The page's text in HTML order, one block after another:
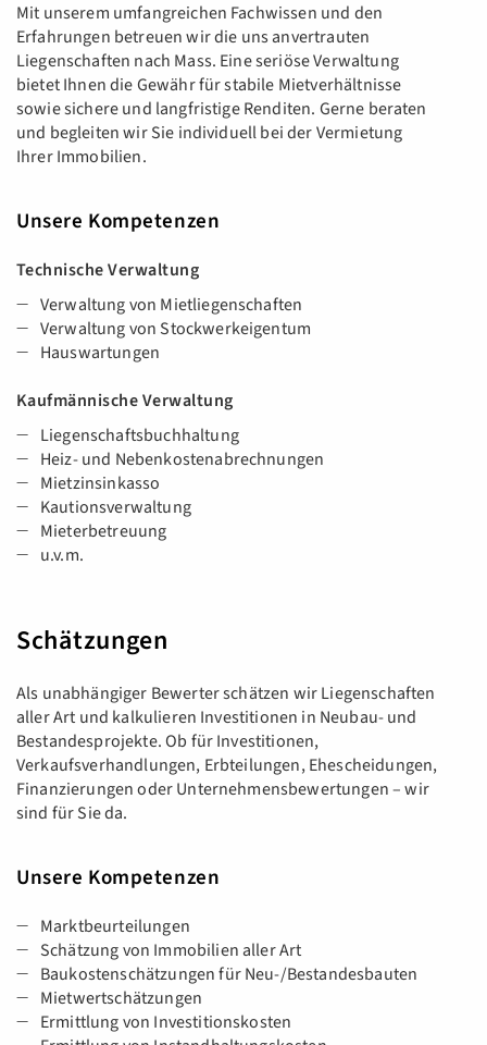
Mit unserem umfangreichen Fachwissen und den
Erfahrungen betreuen wir die uns anvertrauten
Liegenschaften nach Mass. Eine seriöse Verwaltung
bietet Ihnen die Gewähr für stabile Mietverhältnisse
sowie sichere und langfristige Renditen. Gerne beraten
und begleiten wir Sie individuell bei der Vermietung
Ihrer Immobilien.
Unsere Kompetenzen
Technische Verwaltung
Verwaltung von Mietliegenschaften
Verwaltung von Stockwerkeigentum
Hauswartungen
Kaufmännische Verwaltung
Liegenschaftsbuchhaltung
Heiz- und Nebenkostenabrechnungen
Mietzinsinkasso
Kautionsverwaltung
Mieterbetreuung
u.v.m.
Schätzungen
Als unabhängiger Bewerter schätzen wir Liegenschaften
aller Art und kalkulieren Investitionen in Neubau- und
Bestandesprojekte. Ob für Investitionen,
Verkaufsverhandlungen, Erbteilungen, Ehe­scheidungen,
Finanzierungen oder Unternehmens­be­wertungen – wir
sind für Sie da.
Unsere Kompetenzen
Marktbeurteilungen
Schätzung von Immobilien aller Art
Baukostenschätzungen für Neu-/Bestandesbauten
Mietwertschätzungen
Ermittlung von Investitionskosten